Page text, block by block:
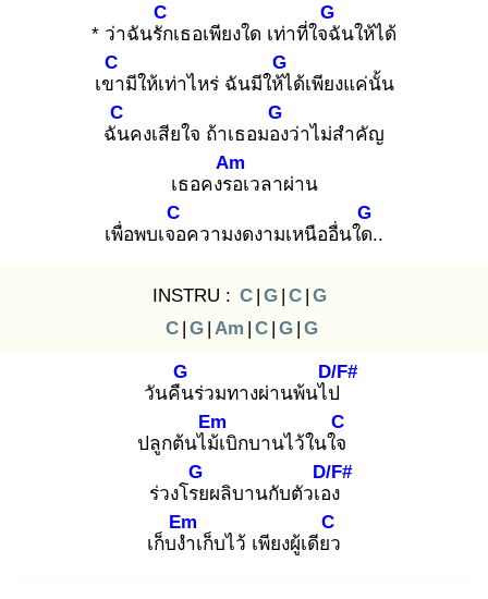
* ว่าฉันรัก
C
เธอเพียงใด เท่าที่ใจฉั
G
นให้ได้
เขา
C
มีให้เท่าไหร่ ฉันมีให้ไ
G
ด้เพียงแค่นั้น
ฉัน
C
คงเสียใจ ถ้าเธอมอง
G
ว่าไม่สำคัญ
เธอคงรอ
Am
เวลาผ่าน
เพื่อพบเจอ
C
ความงดงามเหนืออื่นใด.
G
.
INSTRU : C | G | C | G
C | G | Am | C | G | G
วันคืน
G
ร่วมทางผ่านพ้นไป
D/F#
ปลูกต้นไม้เ
Em
บิกบานไว้ในใจ
C
ร่วงโรย
G
ผลิบานกับตัวเอง
D/F#
เก็บงำ
Em
เก็บไว้ เพียงผู้เดียว
C